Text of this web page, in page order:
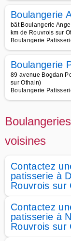
Boulangerie
bât Boulangerie
km de Rouvrois sur
Boulangerie
Boulangerie
89 avenue Bogdan
sur Othain)
Boulangerie
voisines
Contactez
patisserie à
Rouvrois sur
Contactez
patisserie à
Rouvrois sur